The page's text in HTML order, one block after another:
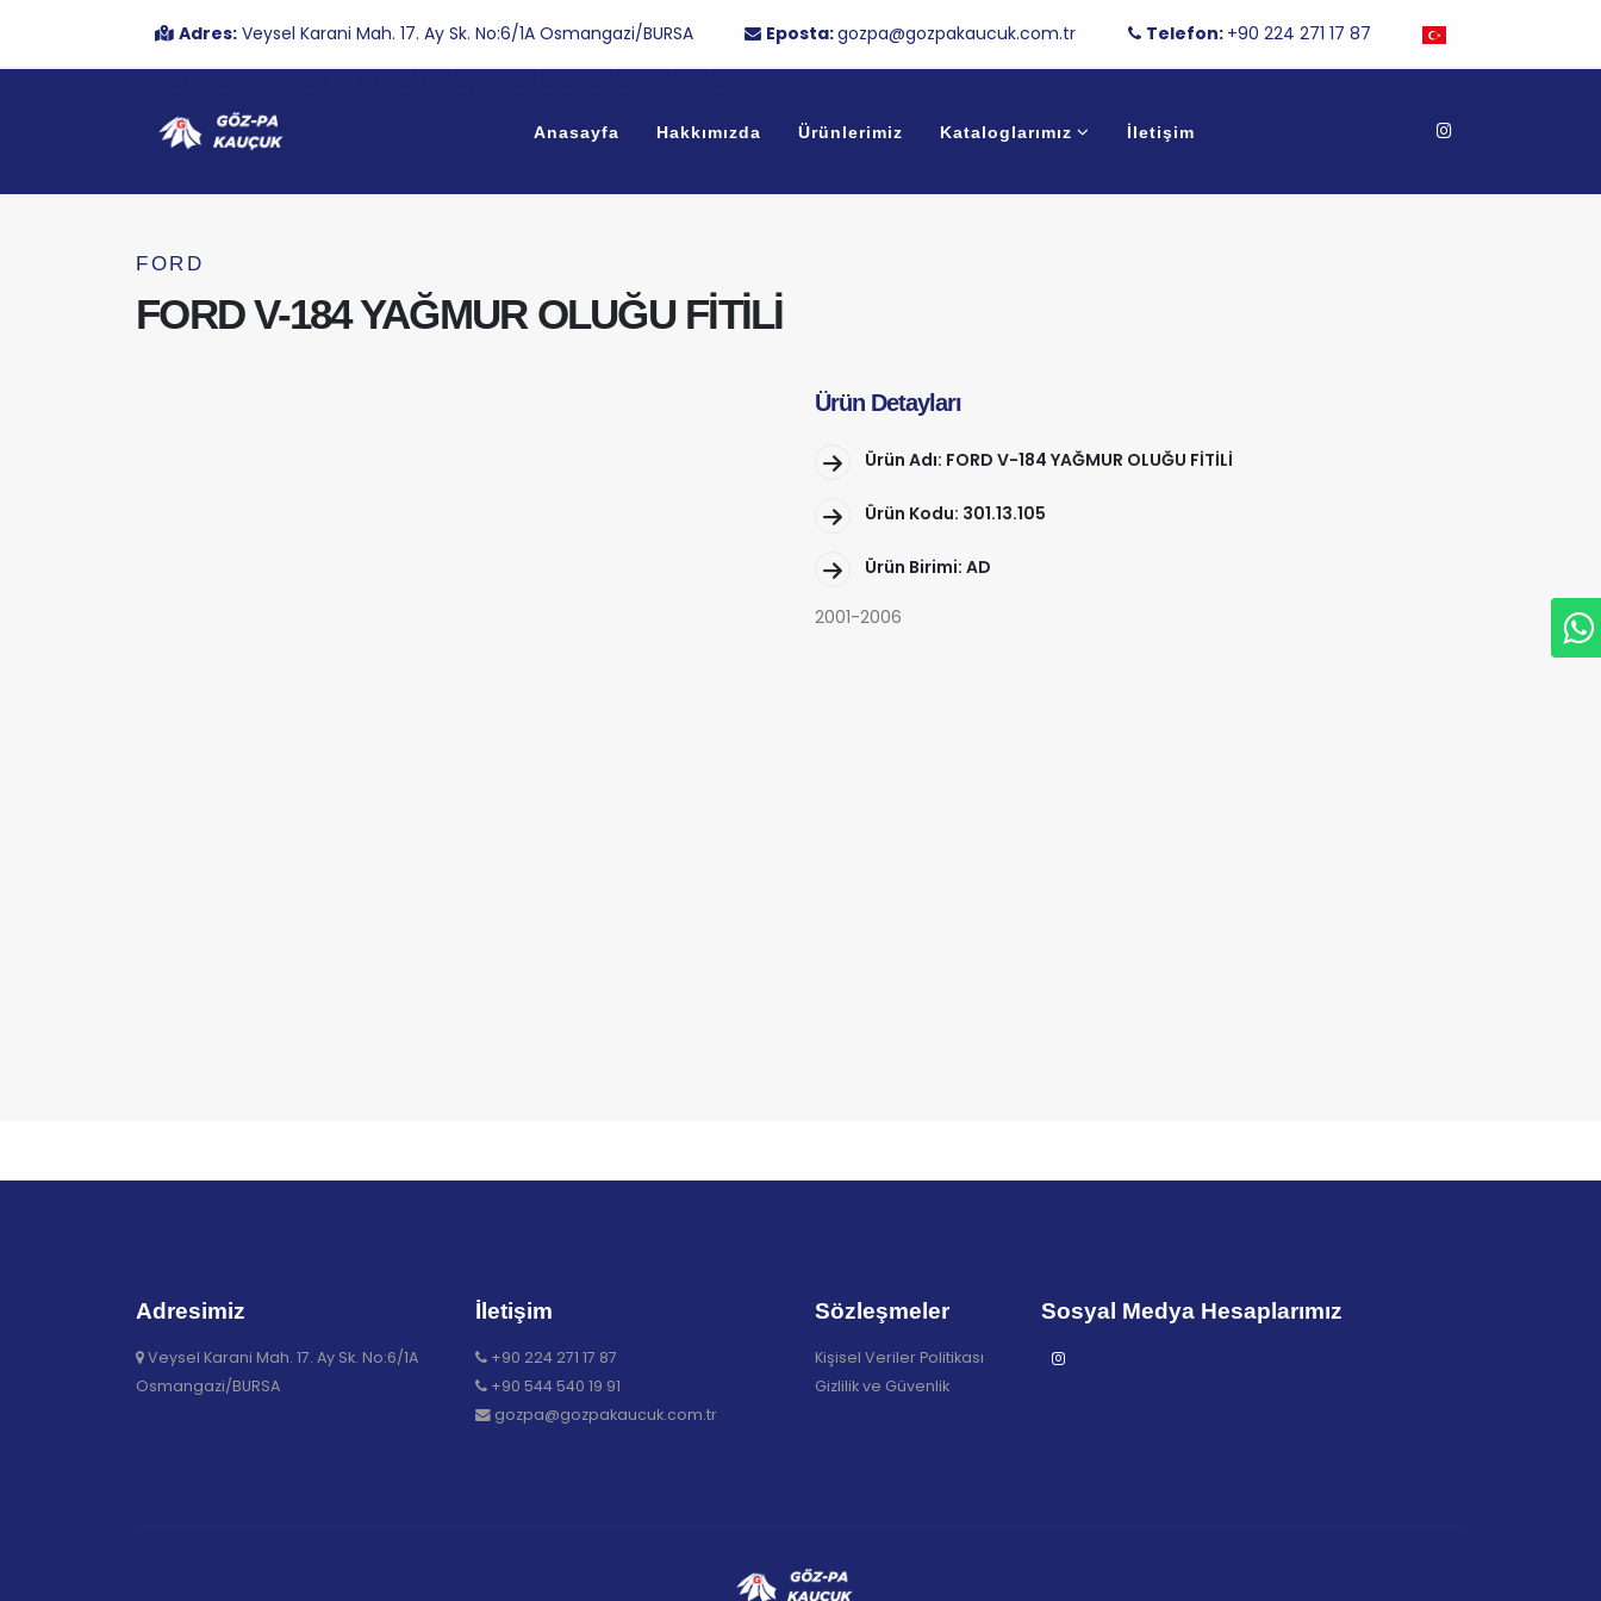
Adres: Veysel Karani Mah. 17. Ay Sk. No:6/1A Osmangazi/BURSA Eposta:gozpa@gozpakaucuk.com.tr Telefon: +90 224 271 17 87
Anasayfa Hakkımızda Ürünlerimiz Kataloglarımız İletişim
FORD V-184 YAĞMUR OLUĞU FİTİLİ
FORD
FORD V-184 YAĞMUR OLUĞU FİTİLİ
Ürün Detayları
Ürün Adı: FORD V-184 YAĞMUR OLUĞU FİTİLİ
Ürün Kodu: 301.13.105
Ürün Birimi: AD
2001-2006
Adresimiz
Veysel Karani Mah. 17. Ay Sk. No:6/1A
Osmangazi/BURSA
İletişim
+90 224 271 17 87
+90 544 540 19 91
gozpa@gozpakaucuk.com.tr
Sözleşmeler
Kişisel Veriler Politikası
Gizlilik ve Güvenlik
Sosyal Medya Hesaplarımız